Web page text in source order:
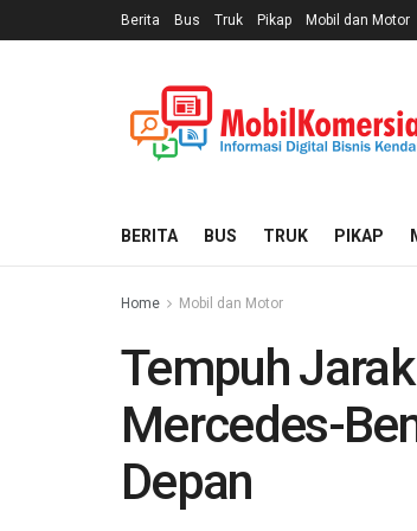
Berita Bus Truk Pikap Mobil dan Motor
BERITA BUS TRUK PIKAP
Home Mobil dan Motor
Tempuh
Mercedes-
Depan